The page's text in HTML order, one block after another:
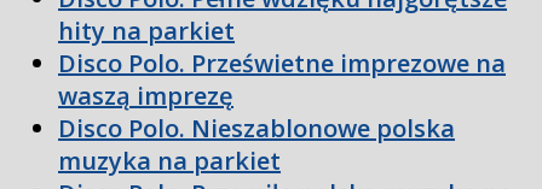
hity na parkiet
Disco Polo. Prześwietne imprezowe na
waszą imprezę
Disco Polo. Nieszablonowe polska
muzyka na parkiet